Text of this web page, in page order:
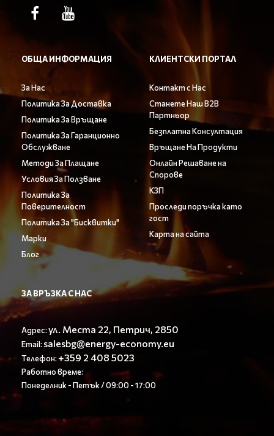
ОБЩА ИНФОРМАЦИЯ
За Нас
Политика За Доставка
Политика За Връщане
Политика За Гаранционно
Обслужване
Методи За Плащане
Условия За Ползване
Политика За
Поверителност
Политика За "Бисквитки"
Марки
Блог
КЛИЕНТСКИ ПОРТАЛ
Контакт с Нас
Станете Наш B2B
Партньор
Безплатна Консултация
Връщане На Продукти
Онлайн Решаване на
Спорове
КЗП
Проследи поръчка като
гост
Карта на сайта
ЗА ВРЪЗКА С НАС
Адрес:ул. Места 22, Петрич, 2850
Email: salesbg@energy-economy.eu
Телефон: +359 2 408 5023
Работно време:
Понеделник - Петък / 09:00 - 17:00